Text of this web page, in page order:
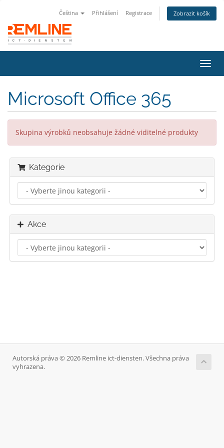
Čeština Přihlášení Registrace Zobrazit košík
Microsoft Office 365
Skupina výrobků neobsahuje žádné viditelné produkty
Kategorie
Akce
Autorská práva © 2026 Remline ict-diensten. Všechna práva
vyhrazena.